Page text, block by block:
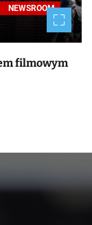
NEWSROOM
filmowym